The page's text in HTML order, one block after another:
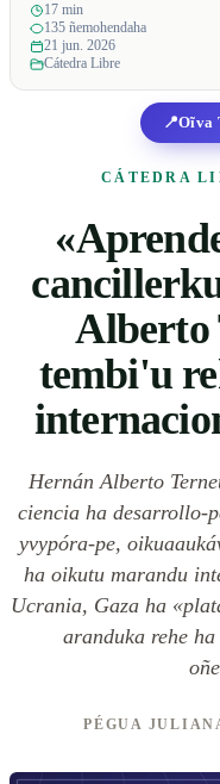
17 min
135 ñemohendaha
21 jun. 2026
Cátedra Libre
📍Oĩva
CÁTEDRA
Alberto
tembi'u
Hernán Alberto
ciencia ha desarrollo-
yvypóra-pe,
ha oikutu marandu
Ucrania, Gaza ha
aranduka rehe
PÉGUA